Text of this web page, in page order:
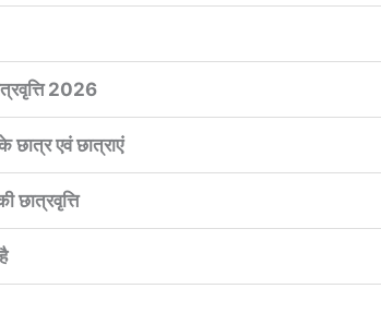
2026
छात्र एवं छात्राएं
छात्रवृत्ति